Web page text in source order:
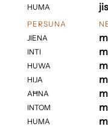
HUMA
PERSUNA
JIENA
INTI
HUWA
HIJA
AĦNA
INTOM
HUMA